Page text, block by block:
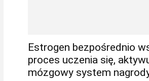
Estrogen bezpośrednio
proces uczenia się,
mózgowy system